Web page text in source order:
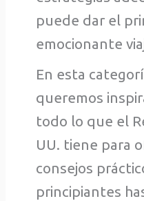
puede dar el
emocionante
En esta
queremos
todo lo que el
UU. tiene para
consejos
principiantes